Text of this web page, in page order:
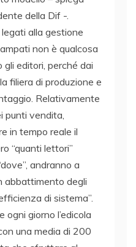
della Dif -.
alla gestione
non è qualcosa
editori, perché dai
filiera di produzione e
Relativamente
punti vendita,
in tempo reale il
“quanti lettori”
andranno a
abbattimento degli
di sistema”.
ogni giorno l’edicola
una media di 200